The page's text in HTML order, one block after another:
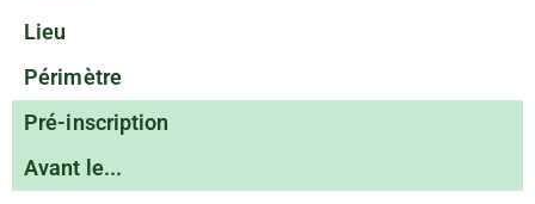
Lieu
Périmètre
Pré-inscription
Avant le...